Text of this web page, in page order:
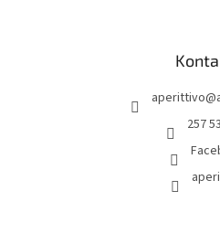
aperittivo@
257